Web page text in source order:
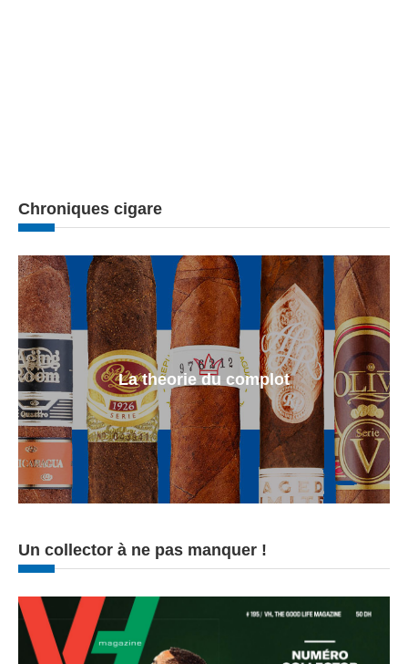
Chroniques cigare
La theorie du complot
Un collector à ne pas manquer !